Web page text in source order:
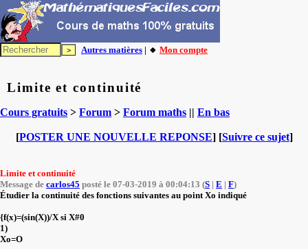
Autres matières | 🔸 Mon compte
Limite et continuité
Cours gratuits > Forum > Forum maths || En bas
[POSTER UNE NOUVELLE REPONSE] [Suivre ce sujet]
Limite et continuité
Message de carlos45 posté le 07-03-2019 à 00:04:13 (S | E | F)
Étudier la continuité des fonctions suivantes au point Xo indiqué
{f(x)=(sin(X))/X si X#0
1)
Xo=O